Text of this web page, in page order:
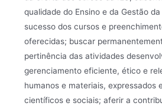
qualidade do Ensino e da Gestão
sucesso dos cursos e
oferecidas; buscar
pertinência das atividades
gerenciamento eficiente, ético e
humanos e materiais, expressados
científicos e sociais; aferir a